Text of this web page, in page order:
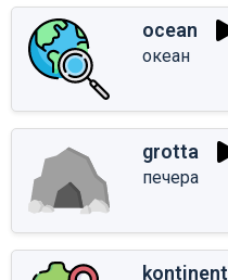
ocean
океан
grotta
печера
kontinent